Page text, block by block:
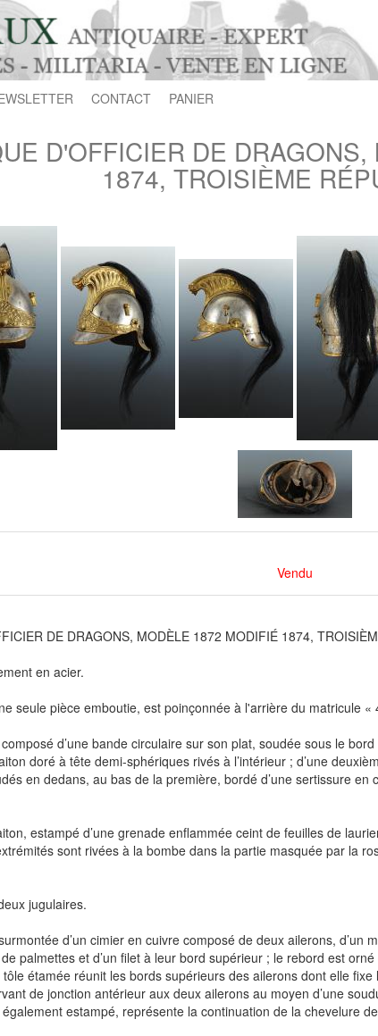
CONTACT PANIER
D'OFFICIER DE
1874, TROISIÈME
Vendu
DE DRAGONS, MODÈLE 1872 MODIFIÉ 1874,
en acier.
seule pièce emboutie, est poinçonnée à l'arrière du matricule
d’une bande circulaire sur son plat, soudée sous le
doré à tête demi-sphériques rivés à l’intérieur ; d’une
en dedans, au bas de la première, bordé d’une sertissure
estampé d’une grenade enflammée ceint de feuilles de
sont rivées à la bombe dans la partie masquée par la
jugulaires.
d’un cimier en cuivre composé de deux ailerons, d’un
palmettes et d’un filet à leur bord supérieur ; le rebord est
étamée réunit les bords supérieurs des ailerons dont elle fixe
de jonction antérieur aux deux ailerons au moyen d’une
estampé, représente la continuation de la chevelure